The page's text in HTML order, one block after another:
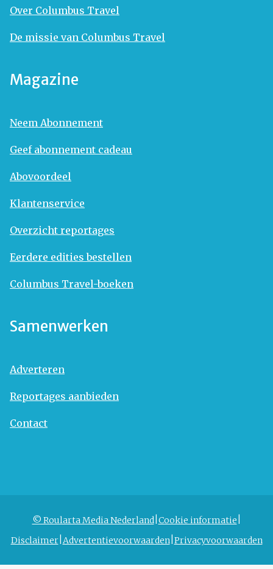
Over Columbus Travel
De missie van Columbus Travel
Magazine
Neem Abonnement
Geef abonnement cadeau
Abovoordeel
Klantenservice
Overzicht reportages
Eerdere edities bestellen
Columbus Travel-boeken
Samenwerken
Adverteren
Reportages aanbieden
Contact
© Roularta Media Nederland Cookie informatie
Disclaimer Advertentievoorwaarden Privacyvoorwaarden